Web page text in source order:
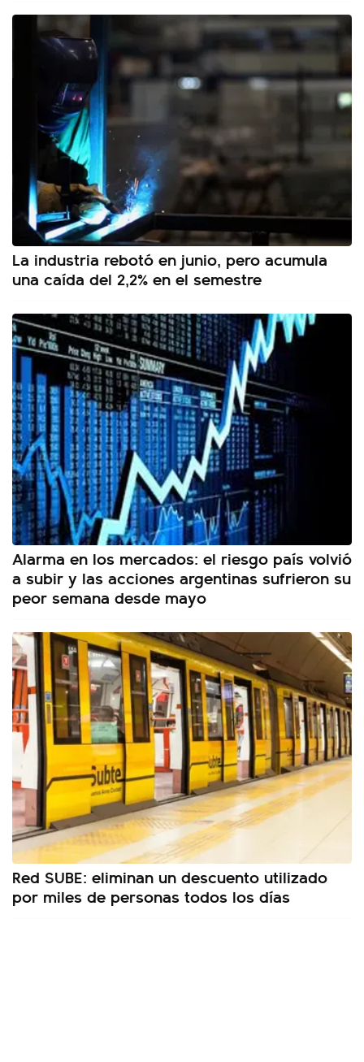
La industria rebotó en junio, pero acumula
una caída del 2,2% en el semestre
Alarma en los mercados: el riesgo país volvió
a subir y las acciones argentinas sufrieron su
peor semana desde mayo
Red SUBE: eliminan un descuento utilizado
por miles de personas todos los días